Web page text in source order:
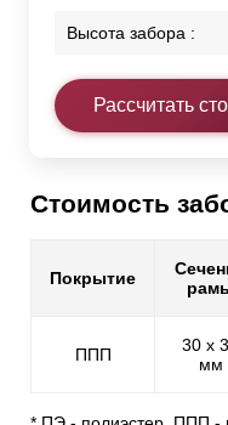
Высота забора :
Рассчитать
Стоимость
Покрытие
ППП
30 х
мм